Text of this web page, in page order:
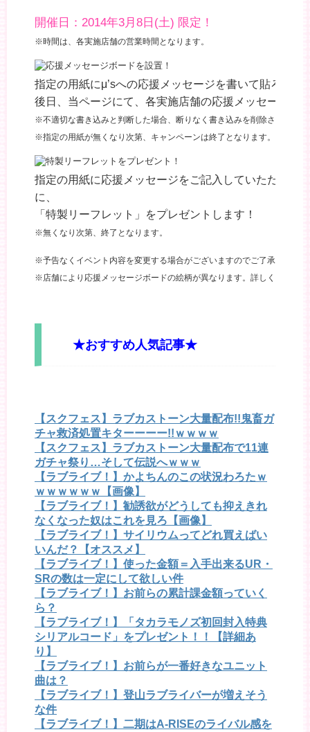
開催日：2014年3月8日(土) 限定！
※時間は、各実施店舗の営業時間となります。
指定の用紙にμ’sへの応援メッセージを書いて貼ろう！
後日、当ページにて、各実施店舗の応援メッセージボ
※不適切な書き込みと判断した場合、断りなく書き込みを削除させてい
※指定の用紙が無くなり次第、キャンペーンは終了となります。
指定の用紙に応援メッセージをご記入していただき、
に、
「特製リーフレット」をプレゼントします！
※無くなり次第、終了となります。
※予告なくイベント内容を変更する場合がございますのでご了承ください
※店舗により応援メッセージボードの絵柄が異なります。詳しくは、下
★おすすめ人気記事★
【スクフェス】ラブカストーン大量配布!!鬼畜ガ
チャ救済処置キターーーー!!ｗｗｗｗ
【スクフェス】ラブカストーン大量配布で11連
ガチャ祭り…そして伝説へｗｗｗ
【ラブライブ！】かよちんのこの状況わろたｗ
ｗｗｗｗｗｗ【画像】
【ラブライブ！】勧誘欲がどうしても抑えきれ
なくなった奴はこれを見ろ【画像】
【ラブライブ！】サイリウムってどれ買えばい
いんだ？【オススメ】
【ラブライブ！】使った金額＝入手出来るUR・
SRの数は一定にして欲しい件
【ラブライブ！】お前らの累計課金額っていく
ら？
【ラブライブ！】「タカラモノズ初回封入特典
シリアルコード」をプレゼント！！【詳細あ
り】
【ラブライブ！】お前らが一番好きなユニット
曲は？
【ラブライブ！】登山ラブライバーが増えそう
な件
【ラブライブ！】二期はA-RISEのライバル感を